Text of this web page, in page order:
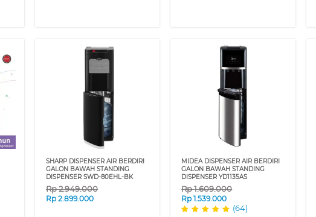
SHARP DISPENSER AIR BERDIRI
GALON BAWAH STANDING
DISPENSER SWD-80EHL-BK
Rp2.949.000
Rp 2.899.000
MIDEA DISPENSER AIR BERDIRI
GALON BAWAH STANDING
DISPENSER YD1135AS
Rp1.609.000
Rp1.539.000
(64)